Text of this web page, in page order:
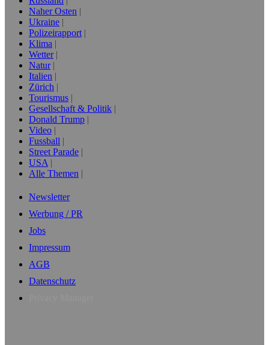
Naher Osten
Ukraine
Polizeirapport
Klima
Wetter
Natur
Italien
Zürich
Tourismus
Gesellschaft & Politik
Donald Trump
Video
Fussball
Street Parade
USA
Alle Themen
Newsletter
Werbung / PR
Jobs
Impressum
AGB
Datenschutz